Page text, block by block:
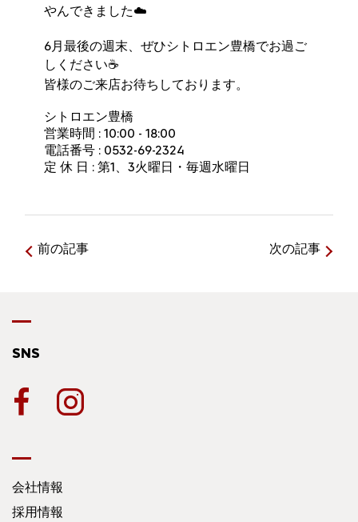
やんできました☁️
6月最後の週末、ぜひシトロエン豊橋でお過ご
しください☕️
皆様のご来店お待ちしております。
シトロエン豊橋
営業時間 : 10:00 - 18:00
電話番号 : 0532-69-2324
定 休 日 : 第1、3火曜日・毎週水曜日
前の記事 次の記事
SNS
会社情報
採用情報